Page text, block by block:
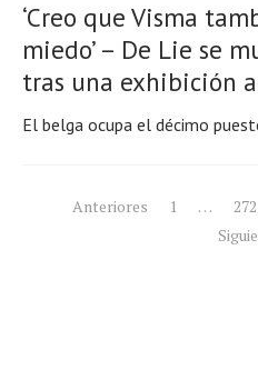
‘Creo que Visma
miedo’ – De Lie se
tras una exhibición
El belga ocupa el décimo
Navegación
Anteriores 1 … 272